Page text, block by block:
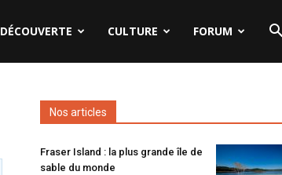
DÉCOUVERTE CULTURE FORUM
Nos articles
Fraser Island : la plus grande île de
sable du monde